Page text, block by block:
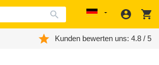
Localization
Kunden bewerten uns: 4.8 / 5